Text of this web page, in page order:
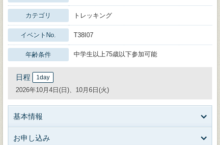
カテゴリ トレッキング
イベントNo. T38I07
年齢条件 中学生以上75歳以下参加可能
日程 1day
2026年10月4日(日)、10月6日(火)
基本情報
お申し込み